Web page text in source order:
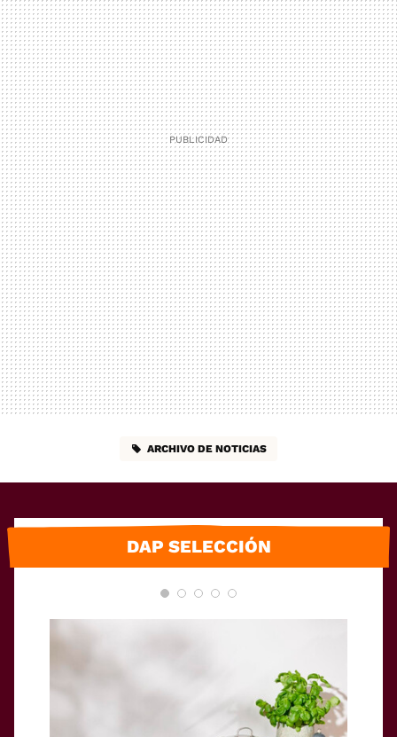
ARCHIVO DE NOTICIAS
DAP SELECCIÓN